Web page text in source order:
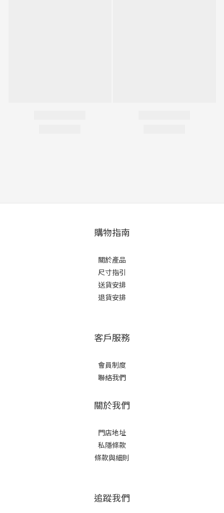
購物指南
關於產品
尺寸指引
送貨安排
退貨安排
客戶服務
會員制度
聯絡我們
關於我們
門店地址
私隱條款
條款與細則
追蹤我們